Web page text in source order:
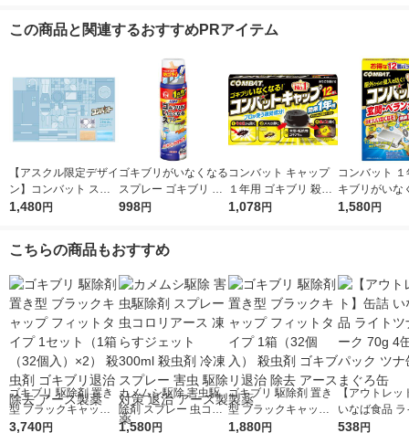
この商品と関連するおすすめPRアイテム
【アスクル限定デザイ
ン】コンバット スマ
ート ゴキブリ駆除剤
付き 殺虫剤 置き型 KI
定
1,480円
ゴキブリがいなくなる
スプレー ゴキブリ ト
コジラミ 駆除 忌避 予
チョー（イチオシ）
998円
コンバット キャップ
１年用 ゴキブリ 殺虫
剤 駆除 対策 置き型 ブ
1,078円
コンバット
キブリがいな
駆除 屋外用
1,580円
こちらの商品もおすすめ
ゴキブリ 駆除剤 置き
型 ブラックキャップ
フィットタイプ 1セッ
3,740円
カメムシ駆除 害虫駆
除剤 スプレー 虫コロ
リアース 凍らすジェ
1,580円
ゴキブリ 駆除剤 置き
型 ブラックキャップ
フィットタイプ 1箱
1,880円
【アウトレッ
いなば食品
ナフレーク
538円